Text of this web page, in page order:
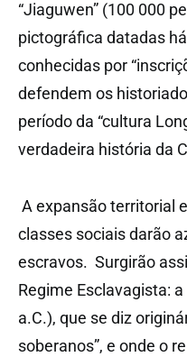
“Jiaguwen” (100 000
pictográfica datadas
conhecidas por
defendem os
período da “cultura
verdadeira história da
A expansão territorial
classes sociais darão
escravos. Surgirão
Regime Esclavagista:
a.C.), que se diz
soberanos”, e onde o